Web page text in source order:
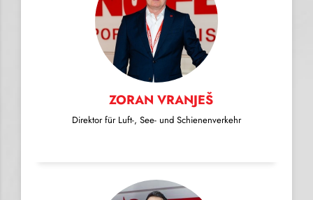
ZORAN VRANJEŠ
Direktor für Luft-, See- und Schienenverkehr